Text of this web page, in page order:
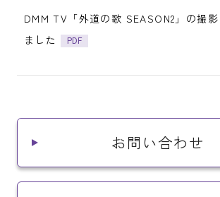
DMM TV「外道の歌 SEASON2」の撮
ました
PDF
お問い合わせ